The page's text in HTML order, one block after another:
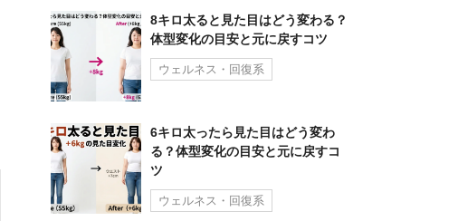
8キロ太ると見た目はどう変わる？
体型変化の目安と元に戻すコツ
ウェルネス・回復系
6キロ太ったら見た目はどう変わ
る？体型変化の目安と元に戻すコ
ツ
ウェルネス・回復系